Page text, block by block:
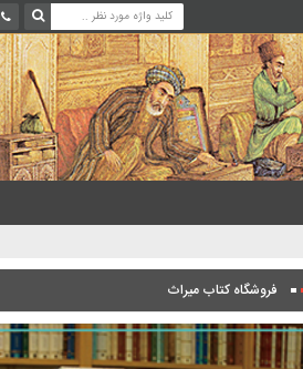
فروشگاه کتاب میراث